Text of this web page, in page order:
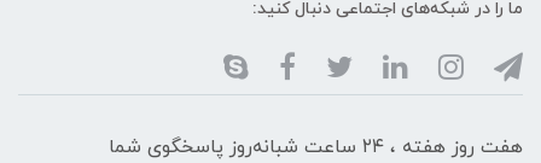
ما را در شبکه‌های اجتماعی دنبال کنید:
هفت روز هفته ، ۲۴ ساعت شبانه‌روز پاسخگوی شما